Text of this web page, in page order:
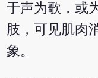
于声为歌，或
肢，可见肌肉
象。